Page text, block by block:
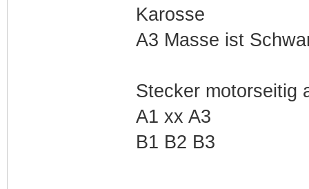
Karosse
A3 Masse ist
Stecker motorseitig
A1 xx A3
B1 B2 B3